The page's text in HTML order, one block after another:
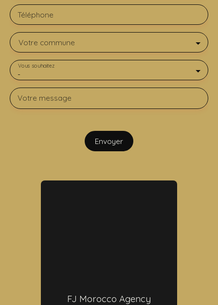
Téléphone
Votre commune
-
Vous souhaitez
Votre message
Envoyer
FJ Morocco Agency